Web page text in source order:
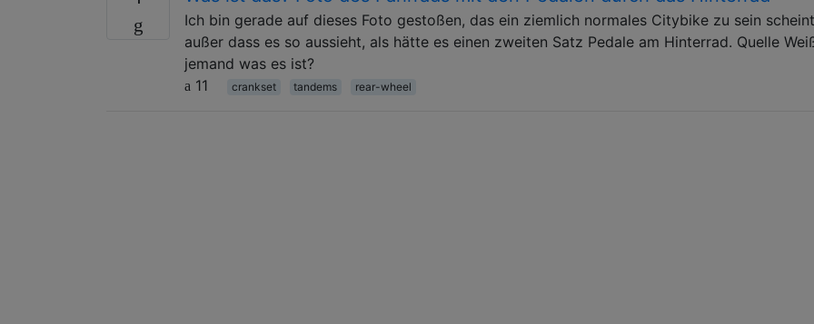
Ich bin gerade auf dieses Foto gestoßen, das ein ziemlich normales Citybike zu sein
außer dass es so aussieht, als hätte es einen zweiten Satz Pedale am Hinterrad. Quelle
jemand was es ist?
11
crankset tandems rear-wheel